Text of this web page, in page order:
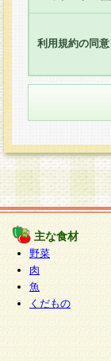
りま す。
3.当社は
方 法・
きるもの
に掲示
てその効
4.本規約
の当社
たものと
5.当社が
で提 供
自らの個
をお預か
商品やサ
了承くだ
利用規約の同意
主な食材
野菜
肉
魚
くだもの